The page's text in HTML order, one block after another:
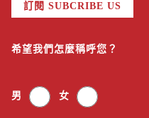
訂閱 SUBCRIBE US
希望我們怎麼稱呼您？
男 女